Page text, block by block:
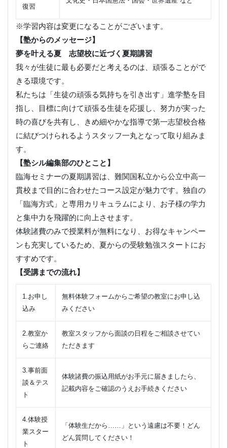
復習
※学習内容は変更になることがございます。
【塾からのメッセージ】
夢を叶える夏 志望校に近づく夏期講習
我々が生徒に最も必要だと考えるのは、頑張ることがで
きる環境です。
私たちは「生徒の頑張る気持ちを引き出す」進学塾を目
指し、目標に向けて頑張る生徒を応援し、努力が実った
時の喜びを共有し、きめ細やかな指導で第一志望校合格
に結びつけられるようスタッフ一丸となって取り組みま
す。
【塾シル編集部のひとこと】
臨海セミナーの夏期講習は、難関国私立から公立中高一
貫校まで目的に合わせたコース設定が魅力です。独自の
「臨海方式」と専用カリキュラムにより、お子様の学力
と集中力を飛躍的に向上させます。
体験諸費のみで授業料が無料になり、お得なキャンペー
ンも充実しているため、夏からの受験勉強スタートにお
すすめです。
【受講までの流れ】
1.お申し
込み
無料体験フォームからご希望の教室にお申し込
みください
2.教室か
らご連絡
教室スタッフから面談の日程をご相談させてい
ただきます
3.事前面
談＆テス
ト
体験諸費の振込用紙がお手元に届きましたら、
記載内容をご確認のうえお手続きください
4.体験授
業スター
ト
「体験生だから……」という遠慮は不要！どん
どん質問してください！